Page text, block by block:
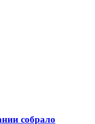
собрало